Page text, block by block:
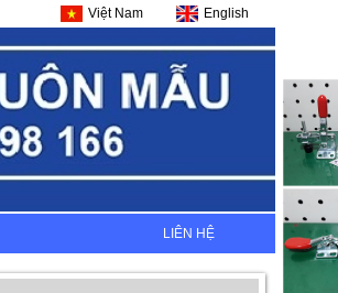
Việt Nam English
LIÊN HỆ